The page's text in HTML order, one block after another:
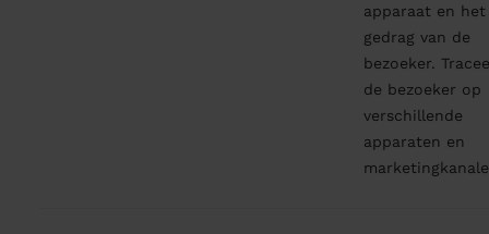
apparaat en het
gedrag van de
bezoeker.
de bezoeker op
verschillende
apparaten en